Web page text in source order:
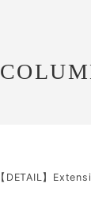
【DETAIL】